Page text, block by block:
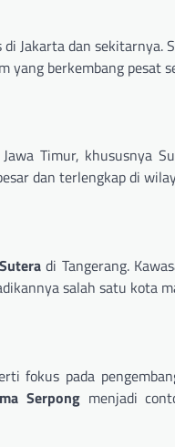
Jakarta dan sekitarnya.
yang berkembang pesat
Timur, khususnya
dan terlengkap di
di Tangerang.
salah satu kota
fokus pada
Serpong menjadi